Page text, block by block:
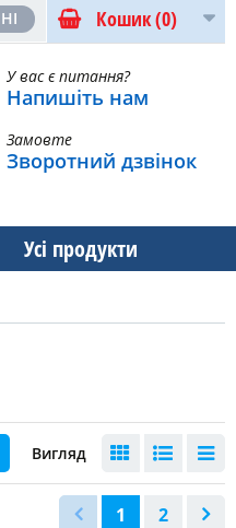
Кошик(0)
НІ
У вас є питання?
Напишіть нам
Замовте
Зворотний дзвінок
Усі продукти
Вигляд
1 2